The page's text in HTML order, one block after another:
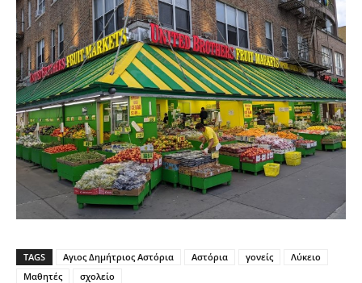
TAGS Αγιος Δημήτριος Αστόρια Αστόρια γονείς
Λύκειο
Μαθητές
σχολείο